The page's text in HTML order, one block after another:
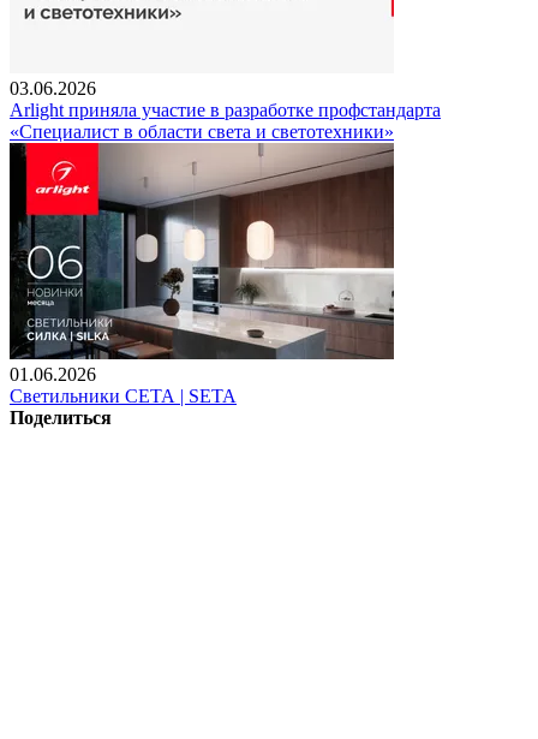
03.06.2026
Arlight приняла участие в разработке профстандарта
«Специалист в области света и светотехники»
01.06.2026
Светильники СЕТА | SETA
Поделиться